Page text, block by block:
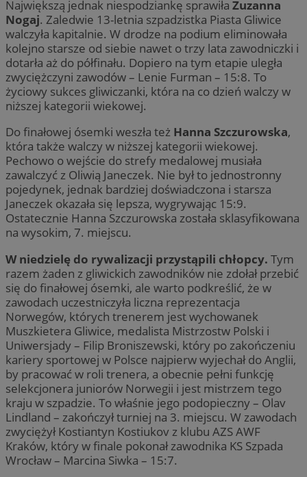
Największą jednak niespodziankę sprawiła Zuzanna
Nogaj. Zaledwie 13-letnia szpadzistka Piasta Gliwice
walczyła kapitalnie. W drodze na podium eliminowała
kolejno starsze od siebie nawet o trzy lata zawodniczki i
dotarła aż do półfinału. Dopiero na tym etapie uległa
zwyciężczyni zawodów – Lenie Furman – 15:8. To
życiowy sukces gliwiczanki, która na co dzień walczy w
niższej kategorii wiekowej.
Do finałowej ósemki weszła też Hanna Szczurowska,
która także walczy w niższej kategorii wiekowej.
Pechowo o wejście do strefy medalowej musiała
zawalczyć z Oliwią Janeczek. Nie był to jednostronny
pojedynek, jednak bardziej doświadczona i starsza
Janeczek okazała się lepsza, wygrywając 15:9.
Ostatecznie Hanna Szczurowska została sklasyfikowana
na wysokim, 7. miejscu.
W niedzielę do rywalizacji przystąpili chłopcy. Tym
razem żaden z gliwickich zawodników nie zdołał przebić
się do finałowej ósemki, ale warto podkreślić, że w
zawodach uczestniczyła liczna reprezentacja
Norwegów, których trenerem jest wychowanek
Muszkietera Gliwice, medalista Mistrzostw Polski i
Uniwersjady – Filip Broniszewski, który po zakończeniu
kariery sportowej w Polsce najpierw wyjechał do Anglii,
by pracować w roli trenera, a obecnie pełni funkcję
selekcjonera juniorów Norwegii i jest mistrzem tego
kraju w szpadzie. To właśnie jego podopieczny – Olav
Lindland – zakończył turniej na 3. miejscu. W zawodach
zwyciężył Kostiantyn Kostiukov z klubu AZS AWF
Kraków, który w finale pokonał zawodnika KS Szpada
Wrocław – Marcina Siwka – 15:7.